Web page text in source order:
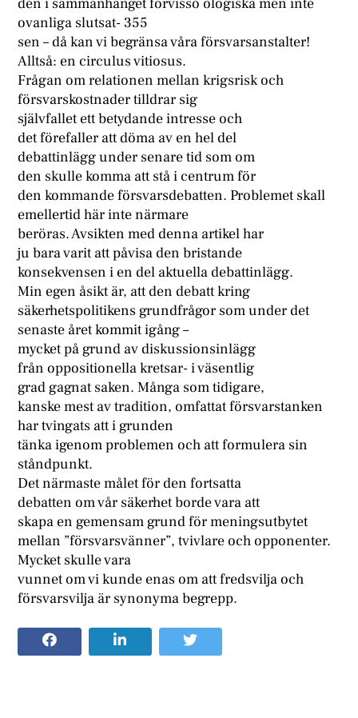
den i sammanhanget förvisso ologiska men inte
ovanliga slutsat- 355
sen – då kan vi begränsa våra försvarsanstalter!
Alltså: en circulus vitiosus.
Frågan om relationen mellan krigsrisk och
försvarskostnader tilldrar sig
självfallet ett betydande intresse och
det förefaller att döma av en hel del
debattinlägg under senare tid som om
den skulle komma att stå i centrum för
den kommande försvarsdebatten. Problemet skall
emellertid här inte närmare
beröras. Avsikten med denna artikel har
ju bara varit att påvisa den bristande
konsekvensen i en del aktuella debattinlägg.
Min egen åsikt är, att den debatt kring
säkerhetspolitikens grundfrågor som under det
senaste året kommit igång –
mycket på grund av diskussionsinlägg
från oppositionella kretsar- i väsentlig
grad gagnat saken. Många som tidigare,
kanske mest av tradition, omfattat försvarstanken
har tvingats att i grunden
tänka igenom problemen och att formulera sin
ståndpunkt.
Det närmaste målet för den fortsatta
debatten om vår säkerhet borde vara att
skapa en gemensam grund för meningsutbytet
mellan ”försvarsvänner”, tvivlare och opponenter.
Mycket skulle vara
vunnet om vi kunde enas om att fredsvilja och
försvarsvilja är synonyma begrepp.